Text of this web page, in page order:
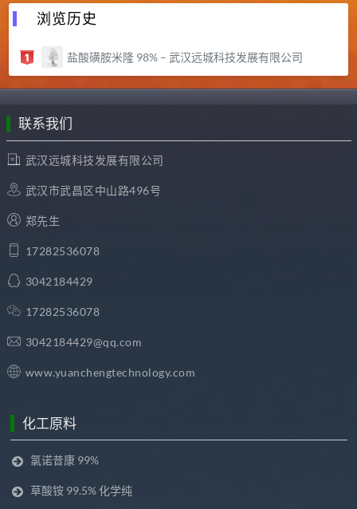
浏览历史
盐酸磺胺米隆 98% – 武汉远城科技发展有限公司
联系我们
武汉远城科技发展有限公司
武汉市武昌区中山路496号
郑先生
17282536078
3042184429
17282536078
3042184429@qq.com
www.yuanchengtechnology.com
化工原料
氯诺昔康 99%
草酸铵 99.5% 化学纯